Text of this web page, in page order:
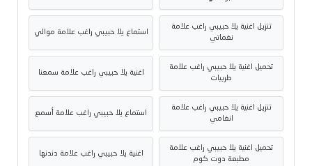
تنزيل اغنية يلا حبيبي راغب علامة
نغماتي
استماع يلا حبيبي راغب علامة موالي
تحميل اغنية يلا حبيبي راغب علامة
طربيات
اغنية يلا حبيبي راغب علامة سمعنا
تنزيل اغنية يلا حبيبي راغب علامة
انغامي
استماع يلا حبيبي راغب علامة أسمع
تحميل اغنية يلا حبيبي راغب علامة
مطبعة دوت كوم
اغنية يلا حبيبي راغب علامة دندنها